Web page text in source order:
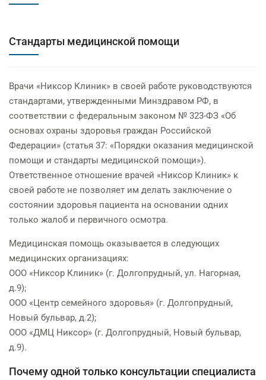
Стандарты медицинской помощи
Врачи «Никсор Клиник» в своей работе руководствуются
стандартами, утвержденными Минздравом РФ, в
соответствии с федеральным законом № 323-ФЗ «Об
основах охраны здоровья граждан Российской
Федерации» (статья 37: «Порядки оказания медицинской
помощи и стандарты медицинской помощи»).
Ответственное отношение врачей «Никсор Клиник» к
своей работе не позволяет им делать заключение о
состоянии здоровья пациента на основании одних
только жалоб и первичного осмотра.
Медицинская помощь оказывается в следующих
медицинских организациях:
ООО «Никсор Клиник» (г. Долгопрудный, ул. Нагорная,
д.9);
ООО «Центр семейного здоровья» (г. Долгопрудный,
Новый бульвар, д.2);
ООО «ДМЦ Никсор» (г. Долгопрудный, Новый бульвар,
д.9).
Почему одной только консультации специалиста